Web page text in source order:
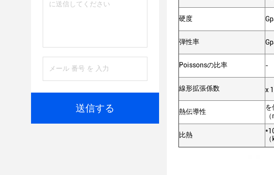
送信する
硬度
弾性率
Poissonsの比率 -
線形拡張係数 x
熱伝導性
を
比熱